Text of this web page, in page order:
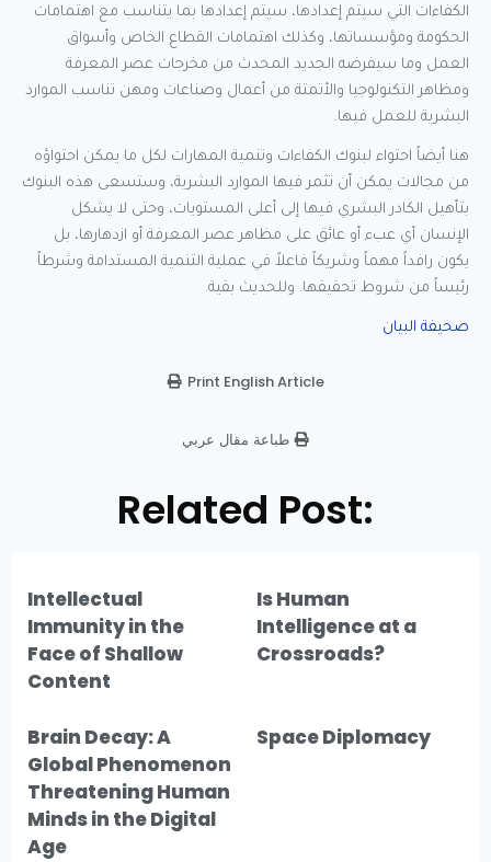
الكفاءات التي سيتم إعدادها، سيتم إعدادها بما يتناسب مع اهتمامات
الحكومة ومؤسساتها، وكذلك اهتمامات القطاع الخاص وأسواق
العمل وما سيفرضه الجديد المحدث من مخرجات عصر المعرفة
ومظاهر التكنولوجيا والأتمتة من أعمال وصناعات ومهن تناسب الموارد
البشرية للعمل فيها.
هنا أيضاً احتواء لبنوك الكفاءات وتنمية المهارات لكل ما يمكن احتواؤه
من مجالات يمكن أن تثمر فيها الموارد البشرية، وستسعى هذه البنوك
بتأهيل الكادر البشري فيها إلى أعلى المستويات، وحتى لا يشكل
الإنسان أي عبء أو عائق على مظاهر عصر المعرفة أو ازدهارها، بل
يكون رافداً مهماً وشريكاً فاعلاً في عملية التنمية المستدامة وشرطاً
رئيساً من شروط تحقيقها. وللحديث بقية.
صحيفة البيان
Print English Article
طباعة مقال عربي
Related Post:
Intellectual
Immunity in the
Face of Shallow
Content
Is Human
Intelligence at a
Crossroads?
Brain Decay: A
Global Phenomenon
Threatening Human
Minds in the Digital
Age
Space Diplomacy